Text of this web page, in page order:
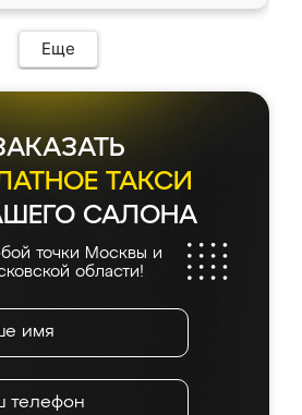
Еще
ТАКСИ
САЛОНА
точки Москвы и
области!